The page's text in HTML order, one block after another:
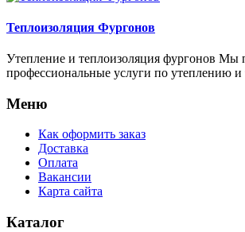
Теплоизоляция Фургонов
Утепление и теплоизоляция фургонов Мы
профессиональные услуги по утеплению
Меню
Как оформить заказ
Доставка
Оплата
Вакансии
Карта сайта
Каталог